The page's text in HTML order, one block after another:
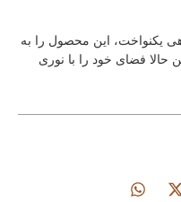
یکنواخت، این محصول را به
فضای خود را با نوری